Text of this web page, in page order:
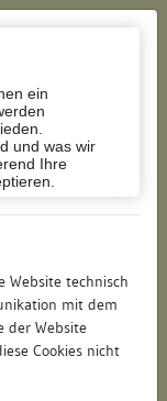
ein
und was wir
Ihre
Website technisch
mit dem
der Website
Cookies nicht
herunterladen: